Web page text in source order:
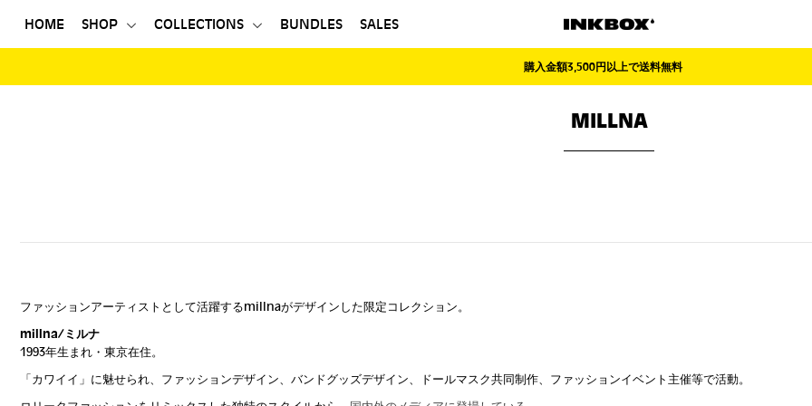
HOME SHOP COLLECTIONS BUNDLES SALES
購入金額3,500円以上で送料無料
MILLNA
ファッションアーティストとして活躍するmillnaがデザインした限定コレクション。
millna/ミルナ
1993年生まれ・東京在住。
「カワイイ」に魅せられ、ファッションデザイン、 バンドグッズデザイン、ドールマスク共同制作、 ファッションイベント主催等で活動。
登録する